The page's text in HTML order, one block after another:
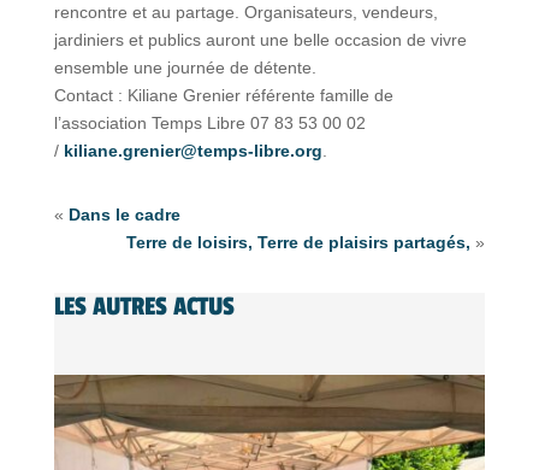
rencontre et au partage. Organisateurs, vendeurs,
jardiniers et publics auront une belle occasion de vivre
ensemble une journée de détente.
Contact : Kiliane Grenier référente famille de
l’association Temps Libre 07 83 53 00 02
/ kiliane.grenier@temps-libre.org
« Dans le cadre
Terre de loisirs, Terre de plaisirs partagés, »
LES AUTRES ACTUS